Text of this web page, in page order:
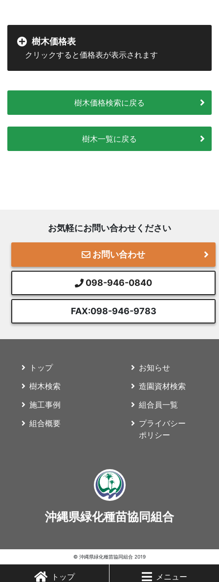
トップ メニュー
樹木価格表
樹木価格検索に戻る
樹木一覧に戻る
お気軽にお問い合わせください
お問い合わせ
098-946-0840
FAX:098-946-9783
トップ
お知らせ
樹木検索
造園資材検索
施工事例
組合員一覧
組合概要
プライバシー
ポリシー
沖縄県緑化種苗協同組合
© 沖縄県緑化種苗協同組合 2019